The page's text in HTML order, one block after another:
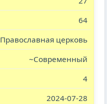
64
Православная церковь
~Современный
4
2024-07-28